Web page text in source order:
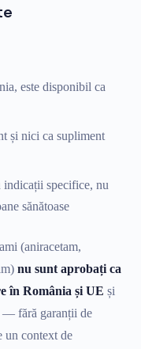
este disponibil ca
și nici ca supliment
indicații specifice, nu
sănătoase
(aniracetam,
nu sunt aprobați ca
în România și UE și
— fără garanții de
un context de